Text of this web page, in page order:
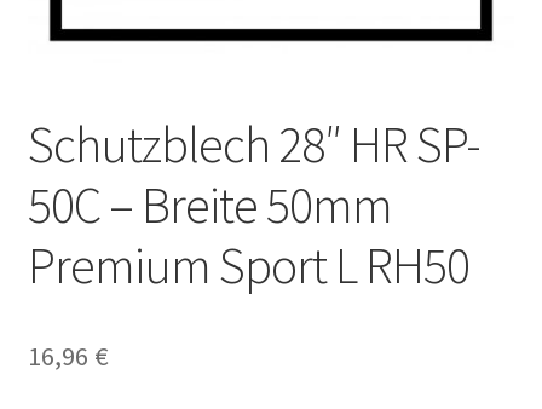
Schutzblech 28″ HR SP-
50C – Breite 50mm
Premium Sport L RH50
16,96 €